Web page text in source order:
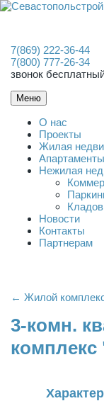
7(869) 222-36-44
7(800) 777-26-34
звонок
Меню
О нас
Проекты
Жилая
Апартаменты
Нежилая
Новости
Контакты
Партнерам
← Жилой
3-комн.